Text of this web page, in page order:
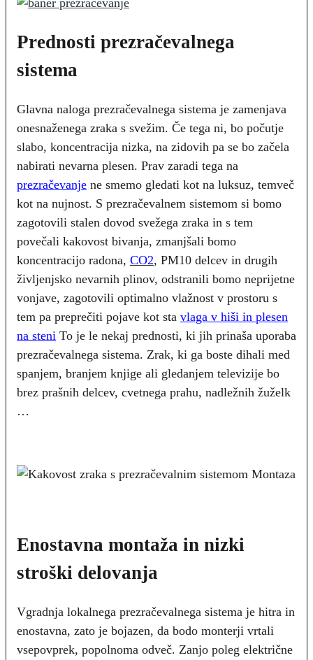
Prednosti prezračevalnega
sistema
Glavna naloga prezračevalnega sistema je zamenjava
onesnaženega zraka s svežim. Če tega ni, bo počutje
slabo, koncentracija nizka, na zidovih pa se bo začela
nabirati nevarna plesen. Prav zaradi tega na
prezračevanje ne smemo gledati kot na luksuz, temveč
kot na nujnost. S prezračevalnem sistemom si bomo
zagotovili stalen dovod svežega zraka in s tem
povečali kakovost bivanja, zmanjšali bomo
koncentracijo radona, CO2, PM10 delcev in drugih
življenjsko nevarnih plinov, odstranili bomo neprijetne
vonjave, zagotovili optimalno vlažnost v prostoru s
tem pa preprečiti pojave kot sta vlaga v hiši in plesen
na steni To je le nekaj prednosti, ki jih prinaša uporaba
prezračevalnega sistema. Zrak, ki ga boste dihali med
spanjem, branjem knjige ali gledanjem televizije bo
brez prašnih delcev, cvetnega prahu, nadležnih žuželk
…
Enostavna montaža in nizki
stroški delovanja
Vgradnja lokalnega prezračevalnega sistema je hitra in
enostavna, zato je bojazen, da bodo monterji vrtali
vsepovprek, popolnoma odveč. Zanjo poleg električne